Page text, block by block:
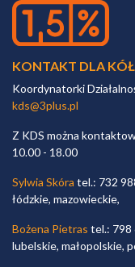
KONTAKT DLA
Koordynatorki
kds@3plus.pl
Z KDS można
10.00 - 18.00
Sylwia Skóra tel.: 732
łódzkie, mazowieckie,
Bożena Pietras tel.: 798
lubelskie, małopolskie,